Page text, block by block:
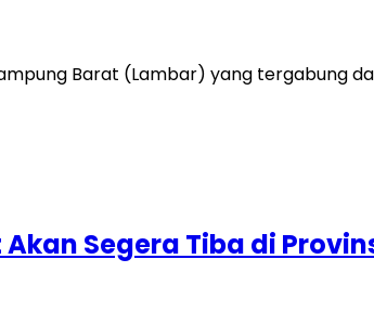
Barat (Lambar) yang tergabung
Segera Tiba di